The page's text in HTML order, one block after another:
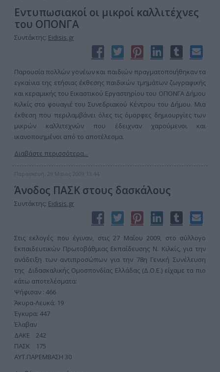
Εντυπωσιακοί οι μικροί καλλιτέχνες
του ΟΠΟΝΓΑ
Συντάκτης: Eidisis.gr
Παρουσία πολλών γονέων και παιδιών πραγματοποιήθηκαν τα
εγκαίνια της ετήσιας έκθεσης παιδικών τμημάτων ζωγραφικής
και κεραμικής του Εικαστικού Εργαστηρίου του ΟΠΟΝΓΑ Δήμου
Κιλκίς στο φουαγιέ του Συνεδριακού Κέντρου του Δήμου. Μια
έκθεση που περιλαμβάνει όλες τις όμορφες δημιουργίες των
μικρών καλλιτεχνών που έδειχναν χαρούμενοι και
ικανοποιημένοι από το αποτέλεσμα.
Διαβάστε περισσότερα...
Παρασκευή, 29 Μαϊος 2009 13:44
Άνοδος ΠΑΣΚ στους δασκάλους
Συντάκτης: Eidisis.gr
Στις εκλογές που έγιναν, στις 27 Μαΐου 2009, στο σύλλογο
Εκπαιδευτικών Πρωτοβάθμιας Εκπαίδευσης Ν. Κιλκίς, για την
ανάδειξη των αντιπροσώπων για την 78η Γενική Συνέλευση
της Διδασκαλικής Ομοσπονδίας Ελλάδας (Δ.Ο.Ε.) είχαμε τα πιο
κάτω αποτελέσματα:
Ψήφισαν : 466
Άκυρα-Λευκά: 19
Έγκυρα: 447
Έλαβαν
ΔΑΚΕ 242
ΠΑΣΚ 175
ΑΥΤ.ΠΑΡΕΜΒΑΣΗ 30